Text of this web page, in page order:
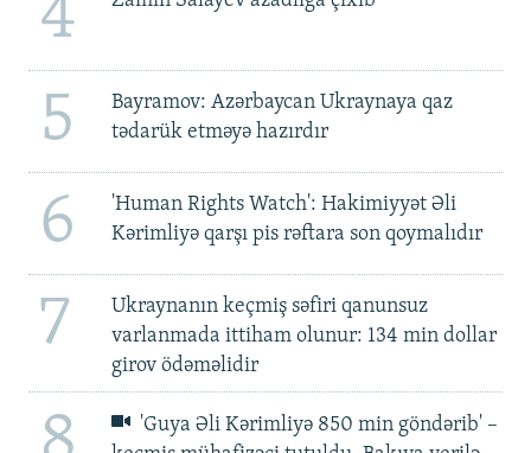
4
5
Bayramov: Azərbaycan Ukraynaya qaz
tədarük etməyə hazırdır
6
'Human Rights Watch': Hakimiyyət Əli
Kərimliyə qarşı pis rəftara son qoymalıdır
7
Ukraynanın keçmiş səfiri qanunsuz
varlanmada ittiham olunur: 134 min dollar
girov ödəməlidir
'Guya Əli Kərimliyə 850 min göndərib' –